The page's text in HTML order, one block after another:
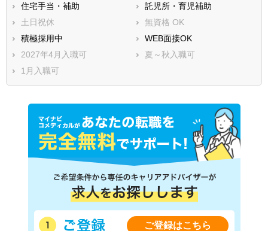
住宅手当・補助
託児所・育児補助
土日祝休
無資格 OK
積極採用中
WEB面接OK
2027年4月入職可
夏～秋入職可
1月入職可
ご登録はこちら